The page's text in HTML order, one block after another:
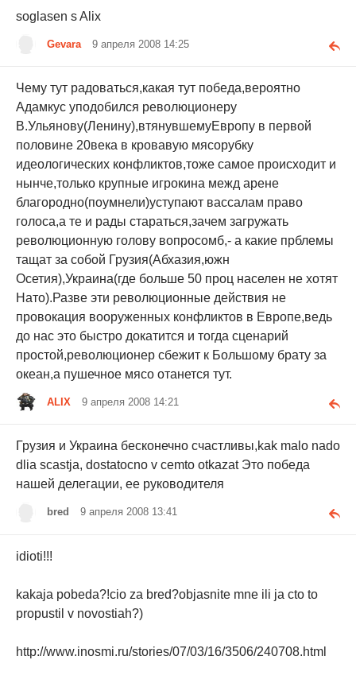
soglasen s Alix
Gevara 9 апреля 2008 14:25
Чему тут радоваться,какая тут победа,вероятно
Адамкус уподобился революционеру
В.Ульянову(Ленину),втянувшемуЕвропу в первой
половине 20века в кровавую мясорубку
идеологических конфликтов,тоже самое происходит и
нынче,только крупные игрокина межд арене
благородно(поумнели)уступают вассалам право
голоса,а те и рады стараться,зачем загружать
революционную голову вопросомб,- а какие прблемы
тащат за собой Грузия(Абхазия,южн
Осетия),Украина(где больше 50 проц населен не хотят
Нато).Разве эти революционные действия не
провокация вооруженных конфликтов в Европе,ведь
до нас это быстро докатится и тогда сценарий
простой,революционер сбежит к Большому брату за
океан,а пушечное мясо отанется тут.
ALIX 9 апреля 2008 14:21
Грузия и Украина бесконечно счастливы,kak malo nado
dlia scastja, dostatocno v cemto otkazat Это победа
нашей делегации, ее руководителя
bred 9 апреля 2008 13:41
idioti!!!
kakaja pobeda?!cio za bred?objasnite mne ili ja cto to
propustil v novostiah?)
http://www.inosmi.ru/stories/07/03/16/3506/240708.html